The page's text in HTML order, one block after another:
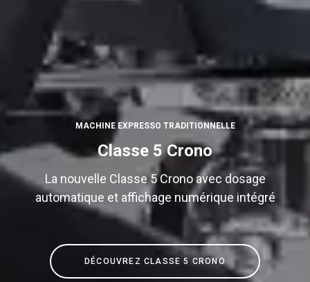
MACHINE EXPRESSO TRADITIONNELLE
Classe 5 Crono
La nouvelle Classe 5 Crono avec dosage
automatique et affichage numérique intégré
DÉCOUVREZ CLASSE 5 CRONO
Toutes
Produits
Nouvelles
Télécharger
Plus de